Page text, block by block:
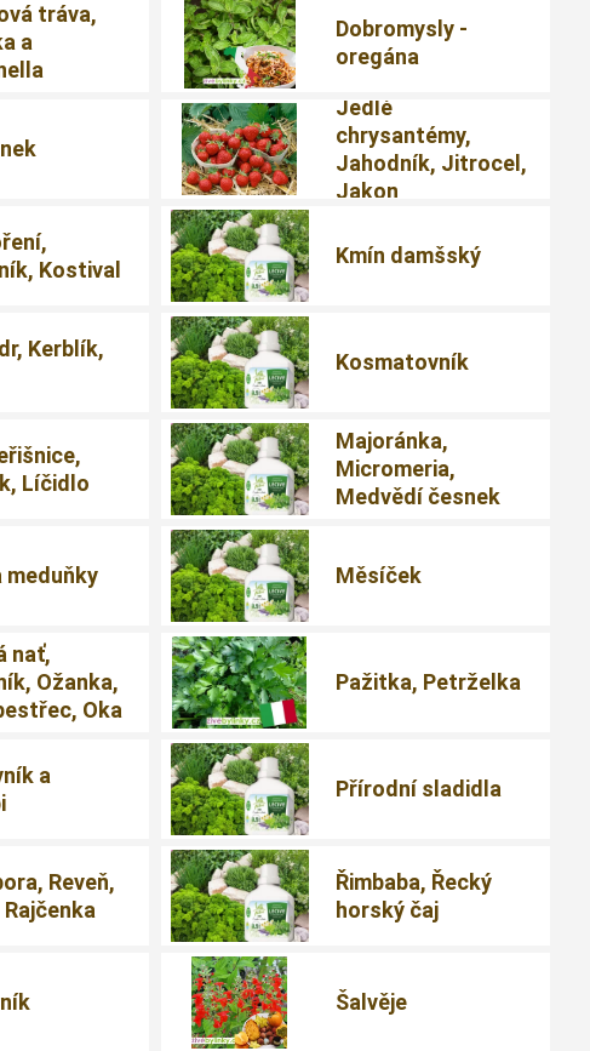
tráva,
a
Dobromysly -
oregána
Jedlé
chrysantémy,
Jahodník, Jitrocel,
Jakon
Kostival
Kmín damšský
Kerblík,
Kosmatovník
Líčidlo
Majoránka,
Micromeria,
Medvědí česnek
meduňky Měsíček
nať,
Ožanka,
Oka
Pažitka, Petrželka
a
Přírodní sladidla
Reveň,
Řimbaba, Řecký
horský čaj
Šalvěje